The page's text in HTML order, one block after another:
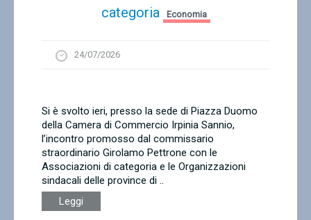
categoria
Economia
24/07/2026
Si è svolto ieri, presso la sede di Piazza Duomo
della Camera di Commercio Irpinia Sannio,
l’incontro promosso dal commissario
straordinario Girolamo Pettrone con le
Associazioni di categoria e le Organizzazioni
sindacali delle province di ..
Leggi